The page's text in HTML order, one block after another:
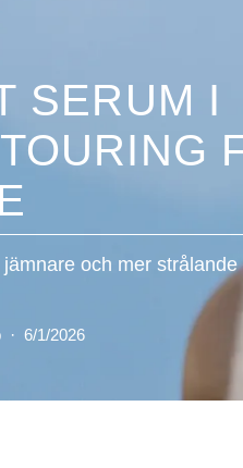
SERUM I
och mer strålande
· 6/1/2026